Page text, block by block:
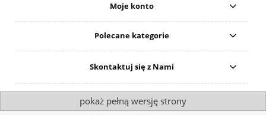
Moje konto
Polecane kategorie
Skontaktuj się z Nami
pokaż pełną wersję strony